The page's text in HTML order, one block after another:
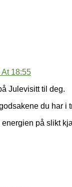
18:55
Julevisitt til deg.
du har i
energien på slikt